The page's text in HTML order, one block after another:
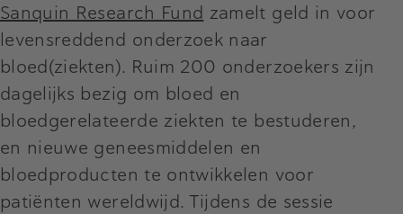
Sanquin Research Fund zamelt geld in voor
levensreddend onderzoek naar
bloed(ziekten). Ruim 200 onderzoekers zijn
dagelijks bezig om bloed en
bloedgerelateerde ziekten te bestuderen,
en nieuwe geneesmiddelen en
bloedproducten te ontwikkelen voor
patiënten wereldwijd. Tijdens de sessie